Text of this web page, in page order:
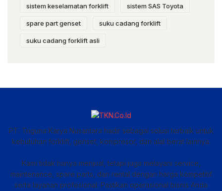
sistem keselamatan forklift sistem SAS Toyota
spare part genset suku cadang forklift
suku cadang forklift asli
PT. Triguna Karya Nusantara hadir sebagai solusi terbaik untuk
kebutuhan forklift, genset, kompresor, dan alat berat lainnya.
Kami tidak hanya menjual, tetapi juga melayani service,
maintenance, spare parts, dan rental dengan harga kompetitif
serta layanan profesional. Pastikan operasional bisnis Anda